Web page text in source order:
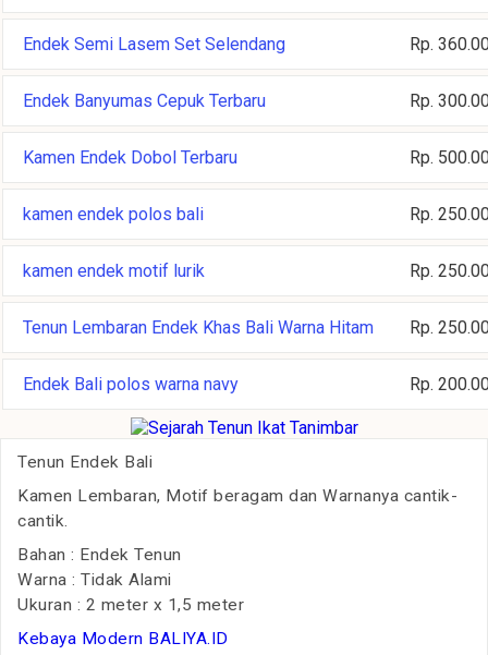
Endek Semi Lasem Set Selendang Rp.
Endek Banyumas Cepuk Terbaru Rp.
Kamen Endek Dobol Terbaru Rp.
kamen endek polos bali Rp.
kamen endek motif lurik Rp.
Tenun Lembaran Endek Khas Bali Warna Hitam Rp.
Endek Bali polos warna navy Rp.
Tenun Endek Bali
Kamen Lembaran, Motif beragam dan Warnanya cantik-
cantik.
Bahan : Endek Tenun
Warna : Tidak Alami
Ukuran : 2 meter x 1,5 meter
Kebaya Modern BALIYA.ID